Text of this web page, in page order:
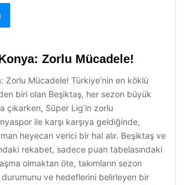
Zorlu Mücadele!
Zorlu Mücadele! Türkiye’nin en köklü
biri olan Beşiktaş, her sezon büyük
çıkarken, Süper Lig’in zorlu
ile karşı karşıya geldiğinde,
heyecan verici bir hal alır. Beşiktaş ve
rekabet, sadece puan tabelasındaki
olmaktan öte, takımların sezon
ve hedeflerini belirleyen bir